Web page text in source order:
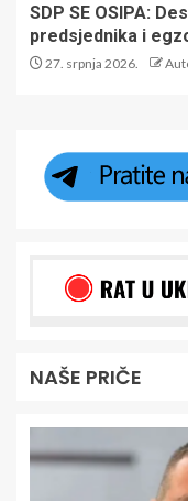
SDP SE OSIPA:
predsjednika i
27. srpnja 2026.
NAŠE PRIČE